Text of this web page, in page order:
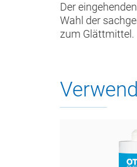
Der
Wahl der
zum Glättmittel.